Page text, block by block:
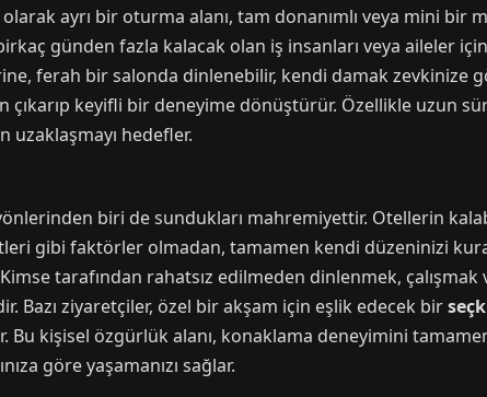
ayrı bir oturma alanı, tam donanımlı veya mini bir
günden fazla kalacak olan iş insanları veya aileler
ferah bir salonda dinlenebilir, kendi damak zevkinize
çıkarıp keyifli bir deneyime dönüştürür. Özellikle uzun
hedefler.
biri de sundukları mahremiyettir. Otellerin
gibi faktörler olmadan, tamamen kendi düzeninizi
tarafından rahatsız edilmeden dinlenmek,
Bazı ziyaretçiler, özel bir akşam için eşlik edecek bir
kişisel özgürlük alanı, konaklama deneyimini
göre yaşamanızı sağlar.